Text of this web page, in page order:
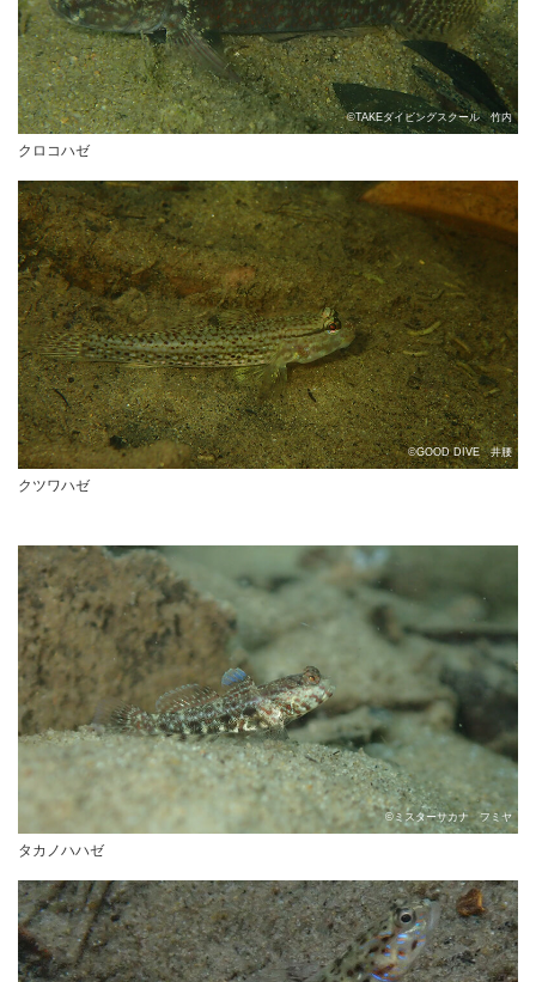
©TAKEダイビングスクール 竹内
クロコハゼ
©GOOD DIVE 井腰
クツワハゼ
©ミスターサカナ フミヤ
タカノハハゼ